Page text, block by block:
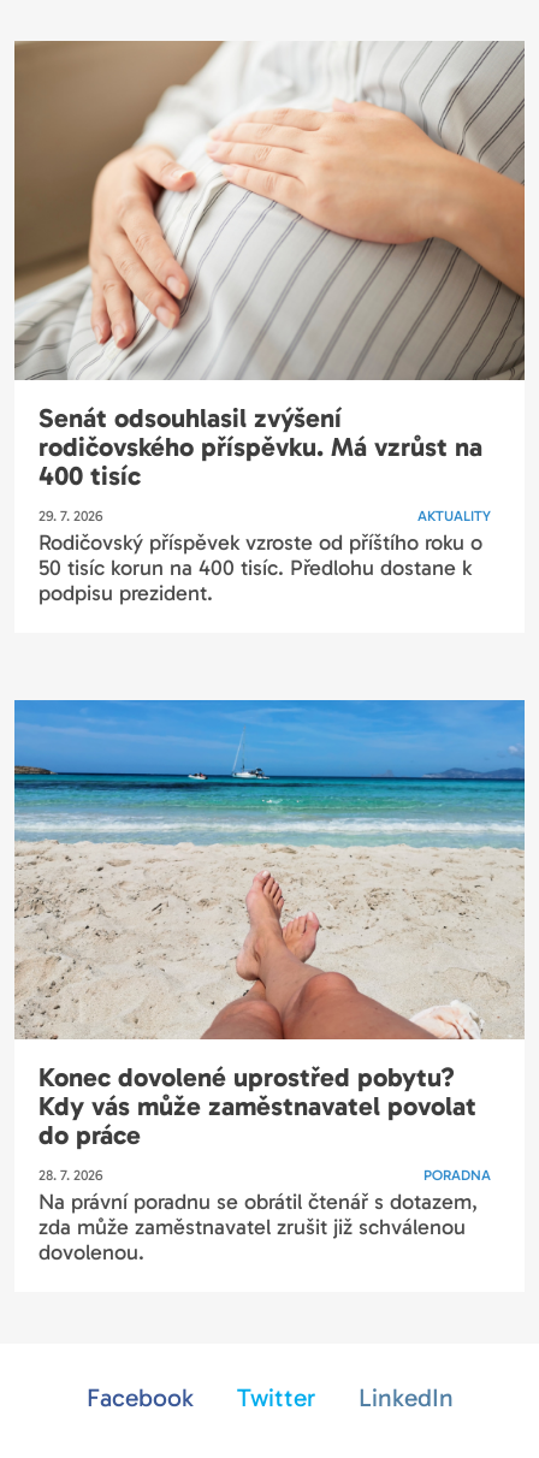
Senát odsouhlasil zvýšení
rodičovského příspěvku. Má vzrůst na
400 tisíc
29. 7. 2026 AKTUALITY
Rodičovský příspěvek vzroste od příštího roku o
50 tisíc korun na 400 tisíc. Předlohu dostane k
podpisu prezident.
Konec dovolené uprostřed pobytu?
Kdy vás může zaměstnavatel povolat
do práce
28. 7. 2026 PORADNA
Na právní poradnu se obrátil čtenář s dotazem,
zda může zaměstnavatel zrušit již schválenou
dovolenou.
Facebook Twitter LinkedIn